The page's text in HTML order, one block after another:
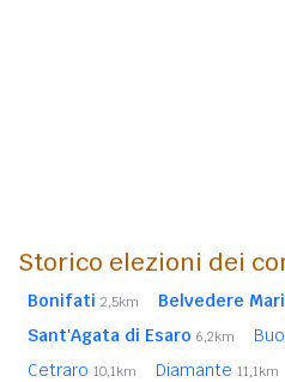
Storico elezioni dei
Bonifati 2,5km Belvedere
Sant'Agata di Esaro 6,2km
Cetraro 10,1km Diamante 11,1km